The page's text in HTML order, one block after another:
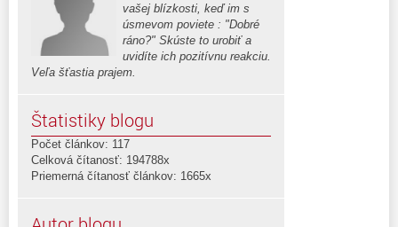
vašej blízkosti, keď im s
úsmevom poviete : "Dobré
ráno?" Skúste to urobiť a
uvidíte ich pozitívnu reakciu.
Veľa šťastia prajem.
Štatistiky blogu
Počet článkov: 117
Celková čítanosť: 194788x
Priemerná čítanosť článkov: 1665x